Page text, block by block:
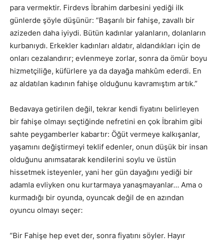
para vermektir. Firdevs İbrahim darbesini yediği ilk
günlerde şöyle düşünür: “Başarılı bir fahişe, zavallı bir
azizeden daha iyiydi. Bütün kadınlar yalanların, dolanların
kurbanıydı. Erkekler kadınları aldatır, aldandıkları için de
onları cezalandırır; evlenmeye zorlar, sonra da ömür boyu
hizmetçiliğe, küfürlere ya da dayağa mahkûm ederdi. En
az aldatılan kadının fahişe olduğunu kavramıştım artık.”
Bedavaya getirilen değil, tekrar kendi fiyatını belirleyen
bir fahişe olmayı seçtiğinde nefretini en çok İbrahim gibi
sahte peygamberler kabartır: Öğüt vermeye kalkışanlar,
yaşamını değiştirmeyi teklif edenler, onun düşük bir insan
olduğunu anımsatarak kendilerini soylu ve üstün
hissetmek isteyenler, yani her gün dayağını yediği bir
adamla evliyken onu kurtarmaya yanaşmayanlar… Ama o
kurmadığı bir oyunda, oyuncak değil de en azından
oyuncu olmayı seçer:
“Bir Fahişe hep evet der, sonra fiyatını söyler. Hayır